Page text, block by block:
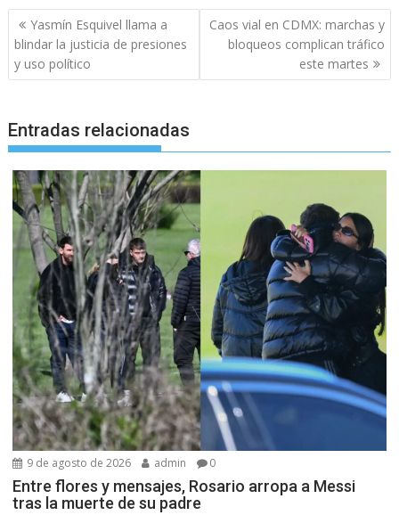
Navegación
de
entradas
Yasmín Esquivel llama a
blindar la justicia de presiones
y uso político
Caos vial en CDMX: marchas y
bloqueos complican tráfico
este martes
Entradas relacionadas
9 de agosto de 2026 admin 0
Entre flores y mensajes, Rosario arropa a Messi
tras la muerte de su padre